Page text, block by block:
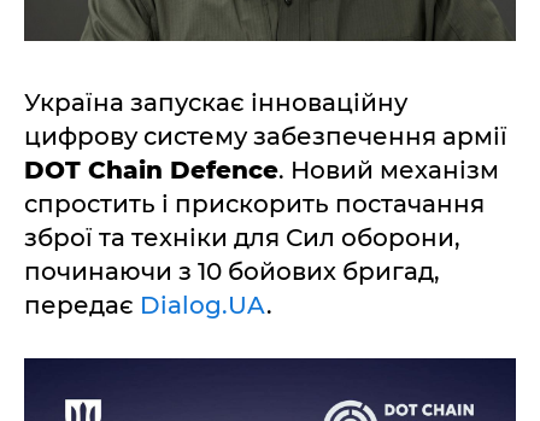
Україна запускає інноваційну
цифрову систему забезпечення армії
DOT Chain Defence. Новий механізм
спростить і прискорить постачання
зброї та техніки для Сил оборони,
починаючи з 10 бойових бригад,
передає Dialog.UA.